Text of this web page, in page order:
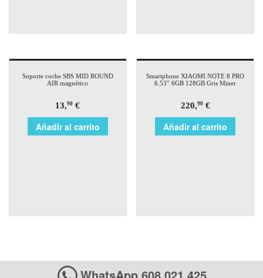
Soporte coche SBS MID ROUND
AIR magnético
13,90 €
Añadir al carrito
Smartphone XIAOMI NOTE 8 PRO
6.53″ 6GB 128GB Gris Miner
220,90€
Añadir al carrito